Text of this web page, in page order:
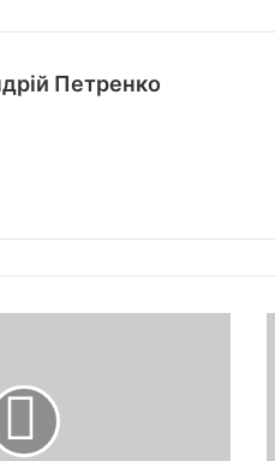
Петренко